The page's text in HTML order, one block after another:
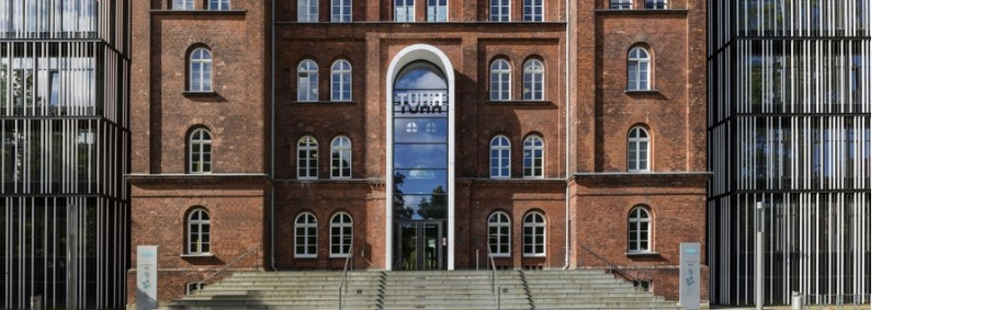
STUDIUM
PROMOTION, FORSCHUNG & TRANSFER
Intranet
myCampus
Online-Bewerbung